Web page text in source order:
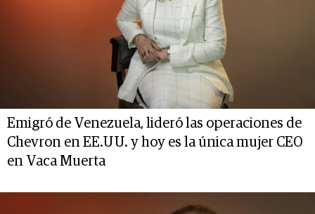
Emigró de Venezuela, lideró las operaciones de
Chevron en EE.UU. y hoy es la única mujer CEO
en Vaca Muerta